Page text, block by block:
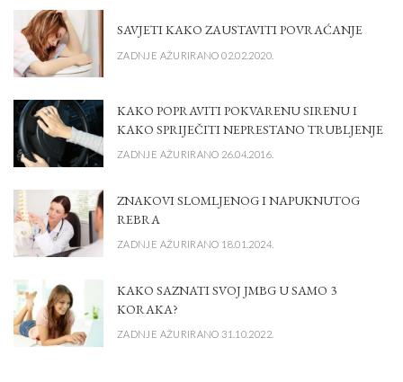
SAVJETI KAKO ZAUSTAVITI POVRAĆANJE
ZADNJE AŽURIRANO 02.02.2020.
KAKO POPRAVITI POKVARENU SIRENU I
KAKO SPRIJEČITI NEPRESTANO TRUBLJENJE
ZADNJE AŽURIRANO 26.04.2016.
ZNAKOVI SLOMLJENOG I NAPUKNUTOG
REBRA
ZADNJE AŽURIRANO 18.01.2024.
KAKO SAZNATI SVOJ JMBG U SAMO 3
KORAKA?
ZADNJE AŽURIRANO 31.10.2022.